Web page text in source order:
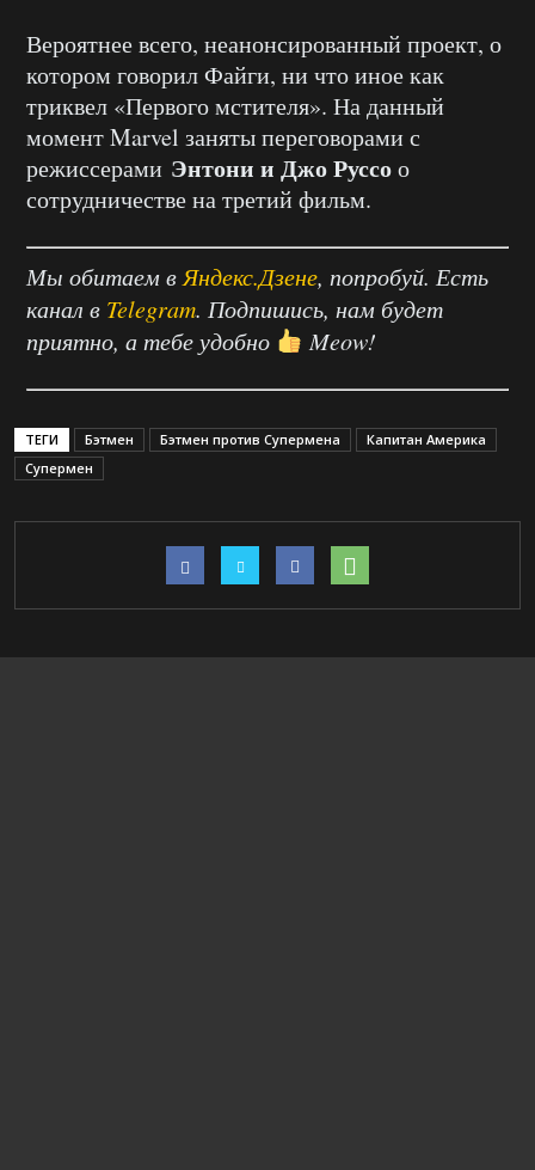
Вероятнее всего, неанонсированный проект, о
котором говорил Файги, ни что иное как
триквел «Первого мстителя». На данный
момент Marvel заняты переговорами с
режиссерами Энтони и Джо Руссоо
сотрудничестве на третий фильм.
Мы обитаем в Яндекс.Дзене, попробуй. Есть
канал в Telegram. Подпишись, нам будет
приятно, а тебе удобно
Meow!
ТЕГИ Бэтмен Бэтмен против Супермена
Капитан Америка
Супермен